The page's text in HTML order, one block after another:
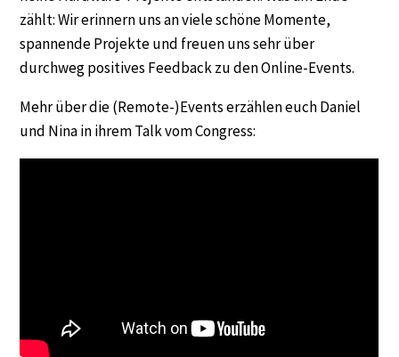
zählt: Wir erinnern uns an viele schöne Momente,
spannende Projekte und freuen uns sehr über
durchweg positives Feedback zu den Online-Events.
Mehr über die (Remote-)Events erzählen euch Daniel
und Nina in ihrem Talk vom Congress: